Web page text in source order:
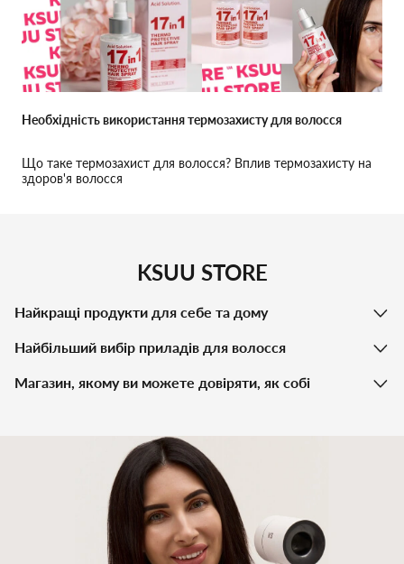
Необхідність використання термозахисту для волосся
Що таке термозахист для волосся? Вплив термозахисту на
здоров'я волосся
KSUU STORE
Найкращі продукти для себе та дому
Найбільший вибір приладів для волосся
Магазин, якому ви можете довіряти, як собі